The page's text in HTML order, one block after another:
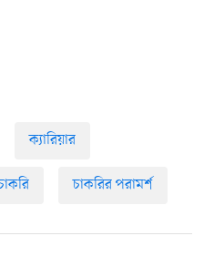
ক্যারিয়ার
চাকরির পরামর্শ